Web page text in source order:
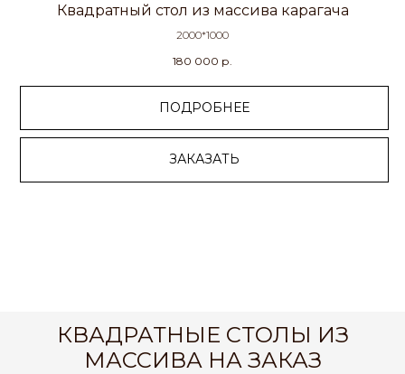
Квадратный стол из массива карагача
2000*1000
180 000 р.
ПОДРОБНЕЕ
ЗАКАЗАТЬ
КВАДРАТНЫЕ СТОЛЫ ИЗ
МАССИВА НА ЗАКАЗ